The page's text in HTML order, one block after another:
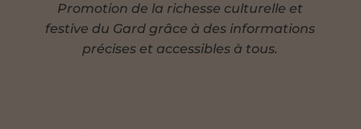
Promotion de la richesse culturelle et
festive du Gard grâce à des informations
précises et accessibles à tous.